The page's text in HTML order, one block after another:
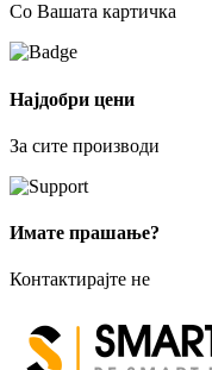
Со Вашата картичка
Најдобри цени
За сите производи
Имате прашање?
Контактирајте не